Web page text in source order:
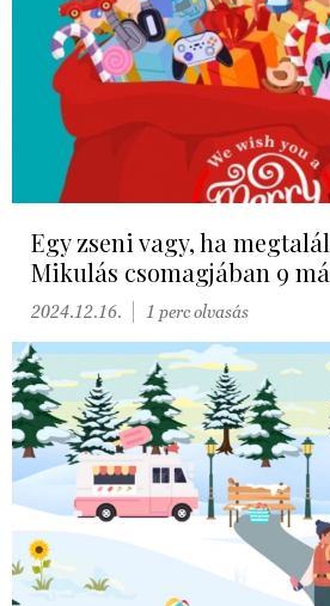
Egy zseni vagy, ha
Mikulás csomagjában 9
2024.12.16. 1 perc olvasás